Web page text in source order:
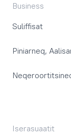
Business
Suliffisat
Piniarneq,
Iserasuaatit